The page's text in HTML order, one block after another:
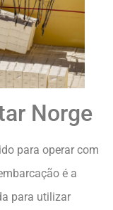
Norge
para operar com
é a
para utilizar